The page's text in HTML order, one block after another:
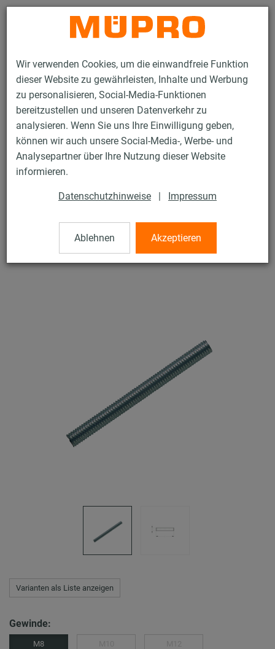
Wir verwenden Cookies, um die einwandfreie Funktion
dieser Website zu gewährleisten, Inhalte und Werbung
zu personalisieren, Social-Media-Funktionen
bereitzustellen und unseren Datenverkehr zu
analysieren. Wenn Sie uns Ihre Einwilligung geben,
können wir auch unsere Social-Media-, Werbe- und
Analysepartner über Ihre Nutzung dieser Website
informieren.
Datenschutzhinweise | Impressum
Ablehnen Akzeptieren
Kontakt
Produkte Befestigungstechnik Montageteile Gewindestifte
23 / 81
Gewindestifte
Gewindestift, M8 x 40 mm, verzinkt
Varianten als Liste anzeigen
Gewinde:
M8